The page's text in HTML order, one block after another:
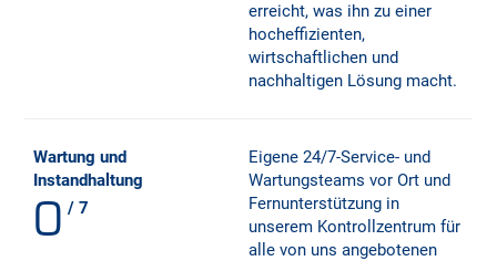
erreicht, was ihn zu einer
hocheffizienten,
wirtschaftlichen und
nachhaltigen Lösung macht.
Wartung und
Instandhaltung
0 / 7
Eigene 24/7-Service- und
Wartungsteams vor Ort und
Fernunterstützung in
unserem Kontrollzentrum für
alle von uns angebotenen